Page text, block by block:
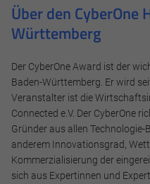
Über den CyberOne
Württemberg
Der CyberOne Award ist der
Baden-Württemberg. Er wird
Veranstalter ist die
Connected e.V. Der CyberOne
Gründer aus allen
anderem Innovationsgrad,
Kommerzialisierung der
sich aus Expertinnen und